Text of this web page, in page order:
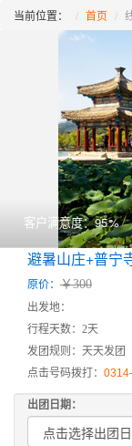
当前位置： 首页
客户满意度：95%
避暑山庄+普宁
原价： ￥300
出发地：
行程天数：2天
发团规则：天天发团
点击号码拨打：
出团日期：